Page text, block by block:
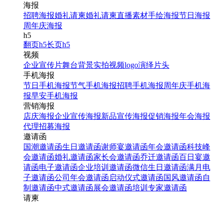
相册通用模板
找相似
翻页H5
蓝色简约企业团队风采展
示相册企业文化宣传册翻
海报
招聘海报婚礼请柬婚礼请柬直播素材手绘海报节日海报
周年庆海报
h5
翻页h5长页h5
视频
企业宣传片舞台背景实拍视频logo演绎 片头
手机海报
节日手机海报节气手机海报招聘手机海报周年庆手机海
报早安手机海报
营销海报
店庆海报企业宣传海报新品宣传海报促销海报年会海报
代理招募海报
邀请函
国潮邀请函生日邀请函谢师宴邀请函年会邀请函科技峰
会邀请函婚礼邀请函家长会邀请函乔迁邀请函百日宴邀
请函电子邀请函企业培训邀请函微信生日邀请函满月电
子邀请函公司年会邀请函 启动仪式邀请函国风邀请函自
制邀请函中式邀请函展会邀请函培训专家邀请函
请柬